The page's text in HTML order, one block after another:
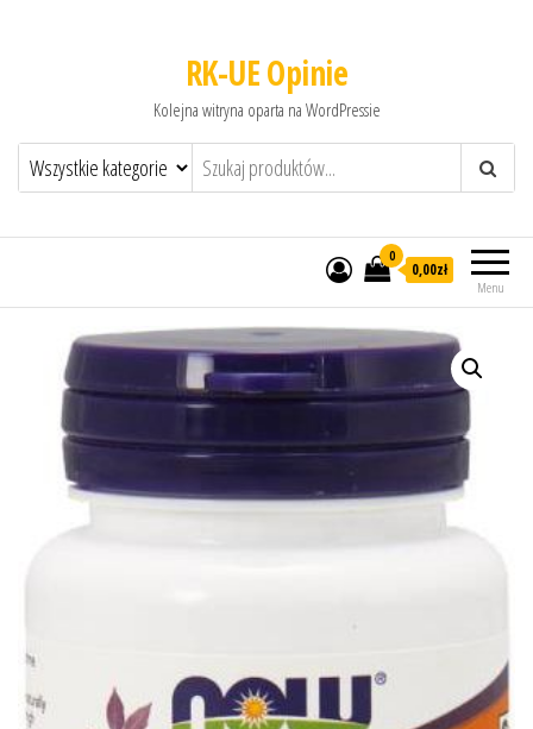
RK-UE Opinie
Kolejna witryna oparta na WordPressie
Menu
0
0,00zł